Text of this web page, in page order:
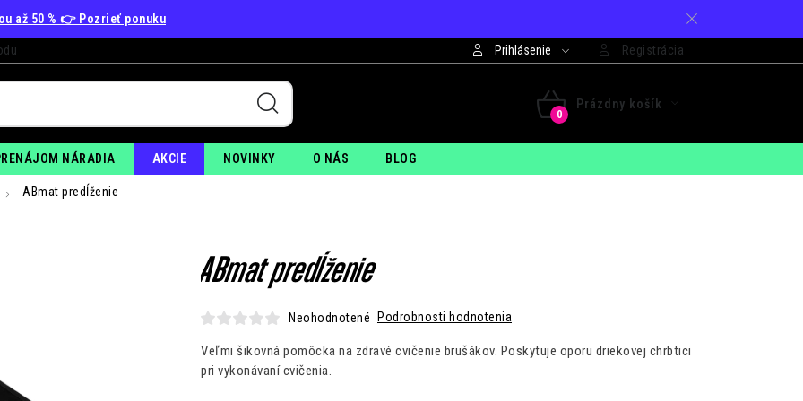
až 50 % 👉 Pozrieť ponuku
Prihlásenie Registrácia
NÁKUPNÝ
KOŠÍK
Prázdny košík
NÁRADIA AKCIE NOVINKY O NÁS BLOG
ABmat predĺženie
ABmat predĺženie
Neohodnotené Podrobnosti hodnotenia
Veľmi šikovná pomôcka na zdravé cvičenie brušákov. Poskytuje oporu driekovej chrbtici
pri vykonávaní cvičenia.